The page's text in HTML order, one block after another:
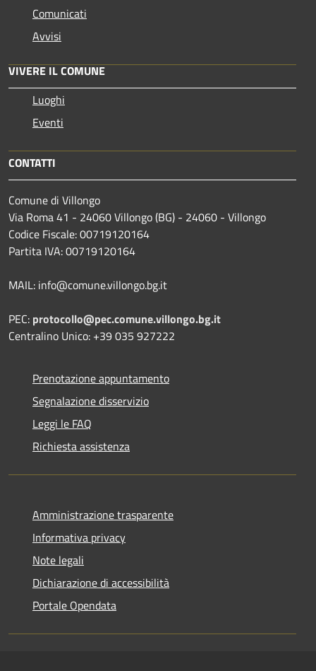
Comunicati
Avvisi
VIVERE IL COMUNE
Luoghi
Eventi
CONTATTI
Comune di Villongo
Via Roma 41 - 24060 Villongo (BG) - 24060 - Villongo
Codice Fiscale: 00719120164
Partita IVA: 00719120164
MAIL: info@comune.villongo.bg.it
PEC: protocollo@pec.comune.villongo.bg.it
Centralino Unico: +39 035 927222
Prenotazione appuntamento
Segnalazione disservizio
Leggi le FAQ
Richiesta assistenza
Amministrazione trasparente
Informativa privacy
Note legali
Dichiarazione di accessibilità
Portale Opendata